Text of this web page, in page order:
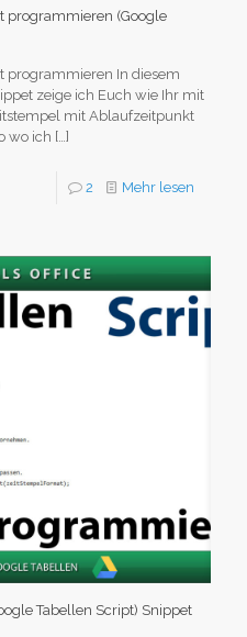
programmieren (Google
programmieren In diesem
zeige ich Euch wie Ihr mit
mit Ablaufzeitpunkt
wo ich […]
2 Mehr lesen
Tabellen Script) Snippet